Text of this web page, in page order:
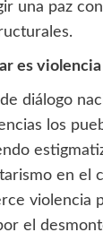
una paz
es
diálogo
los
en el
violencia
el